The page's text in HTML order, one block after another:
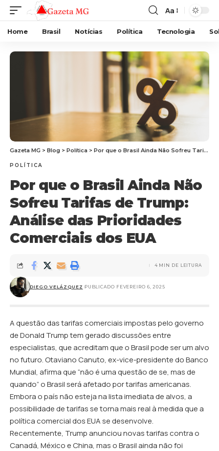
Aa
Home Brasil Notícias Política Tecnologia
Gazeta MG > Blog > Política > Por que o Brasil Ainda Não Sofreu Tarifas de Trump: Análise das Prioridades Comerciais dos EUA
POLÍTICA
Por que o Brasil Ainda Não
Sofreu Tarifas de Trump:
Análise das Prioridades
Comerciais dos EUA
DIEGO VELÁZQUEZ PUBLICADO FEVEREIRO 6, 2025
4 MIN DE LEITURA
A questão das tarifas comerciais impostas pelo governo
de Donald Trump tem gerado discussões entre
especialistas, que acreditam que o Brasil pode ser um alvo
no futuro. Otaviano Canuto, ex-vice-presidente do Banco
Mundial, afirma que “não é uma questão de se, mas de
quando” o Brasil será afetado por tarifas americanas.
Embora o país não esteja na lista imediata de alvos, a
possibilidade de tarifas se torna mais real à medida que a
política comercial dos EUA se desenvolve.
Recentemente, Trump anunciou novas tarifas contra o
Canadá, México e China, mas o Brasil ainda não foi